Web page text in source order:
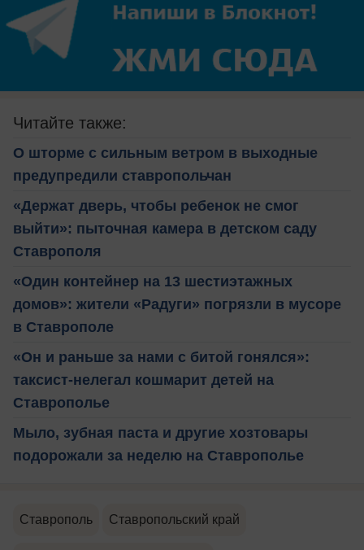
Читайте также:
О шторме с сильным ветром в выходные
предупредили ставропольчан
«Держат дверь, чтобы ребенок не смог
выйти»: пыточная камера в детском саду
Ставрополя
«Один контейнер на 13 шестиэтажных
домов»: жители «Радуги» погрязли в мусоре
в Ставрополе
«Он и раньше за нами с битой гонялся»:
таксист-нелегал кошмарит детей на
Ставрополье
Мыло, зубная паста и другие хозтовары
подорожали за неделю на Ставрополье
Ставрополь Ставропольский край